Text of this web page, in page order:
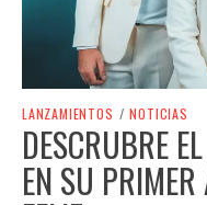
LANZAMIENTOS / NOTICIAS
DESCRUBRE
EN SU